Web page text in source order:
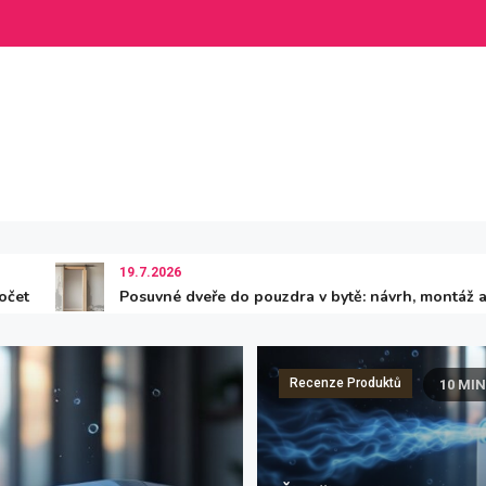
19.7.2026
Posuvné dveře do pouzdra v bytě: návrh, montáž a rozpočet
Rekonstrukce A Stavba 9
Recenze Produktů 10